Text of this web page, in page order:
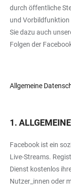
durch öffentliche
und Vorbildfunktion
Sie dazu auch
Folgen der
Allgemeine
1.
Facebook ist ein
Live-Streams.
Dienst kostenlos
Nutzer_innen oder